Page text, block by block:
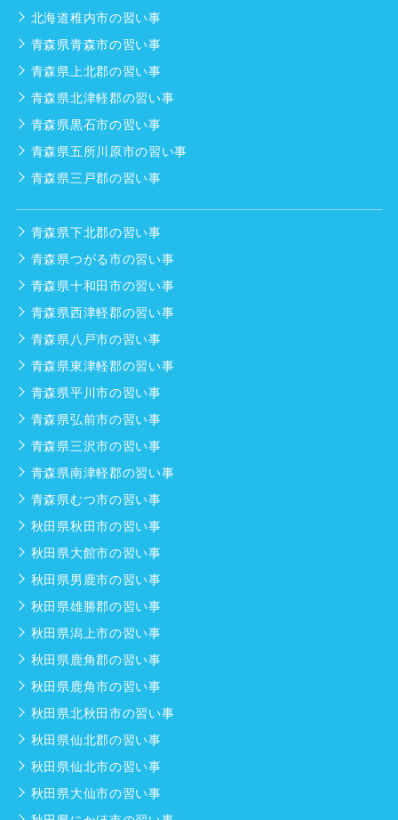
北海道稚内市の習い事
青森県青森市の習い事
青森県上北郡の習い事
青森県北津軽郡の習い事
青森県黒石市の習い事
青森県五所川原市の習い事
青森県三戸郡の習い事
青森県下北郡の習い事
青森県つがる市の習い事
青森県十和田市の習い事
青森県西津軽郡の習い事
青森県八戸市の習い事
青森県東津軽郡の習い事
青森県平川市の習い事
青森県弘前市の習い事
青森県三沢市の習い事
青森県南津軽郡の習い事
青森県むつ市の習い事
秋田県秋田市の習い事
秋田県大館市の習い事
秋田県男鹿市の習い事
秋田県雄勝郡の習い事
秋田県潟上市の習い事
秋田県鹿角郡の習い事
秋田県鹿角市の習い事
秋田県北秋田市の習い事
秋田県仙北郡の習い事
秋田県仙北市の習い事
秋田県大仙市の習い事